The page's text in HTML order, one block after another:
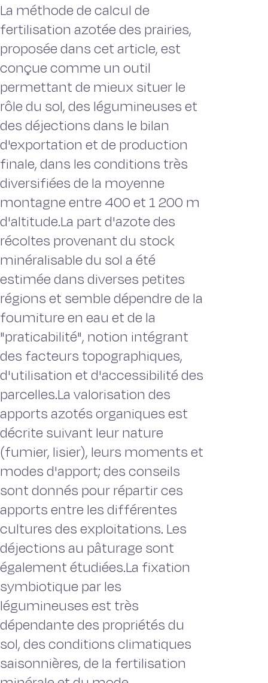
La méthode de calcul de
fertilisation azotée des prairies,
proposée dans cet article, est
conçue comme un outil
permettant de mieux situer le
rôle du sol, des légumineuses et
des déjections dans le bilan
d'exportation et de production
finale, dans les conditions très
diversifiées de la moyenne
montagne entre 400 et 1 200 m
d'altitude.La part d'azote des
récoltes provenant du stock
minéralisable du sol a été
estimée dans diverses petites
régions et semble dépendre de la
foumiture en eau et de la
"praticabilité", notion intégrant
des facteurs topographiques,
d'utilisation et d'accessibilité des
parcelles.La valorisation des
apports azotés organiques est
décrite suivant leur nature
(fumier, lisier), leurs moments et
modes d'apport; des conseils
sont donnés pour répartir ces
apports entre les différentes
cultures des exploitations. Les
déjections au pâturage sont
également étudiées.La fixation
symbiotique par les
légumineuses est très
dépendante des propriétés du
sol, des conditions climatiques
saisonnières, de la fertilisation